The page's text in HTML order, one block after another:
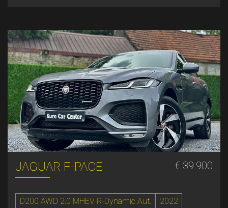
JAGUAR F-PACE € 39.900
D200 AWD 2.0 MHEV R-Dynamic Aut.
2022